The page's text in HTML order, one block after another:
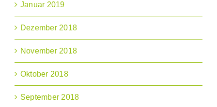
Januar 2019
Dezember 2018
November 2018
Oktober 2018
September 2018